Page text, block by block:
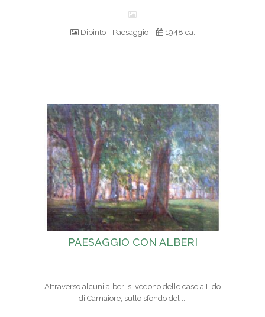
Dipinto - Paesaggio 1948 ca.
PAESAGGIO CON ALBERI
Attraverso alcuni alberi si vedono delle case a Lido
di Camaiore, sullo sfondo del ...